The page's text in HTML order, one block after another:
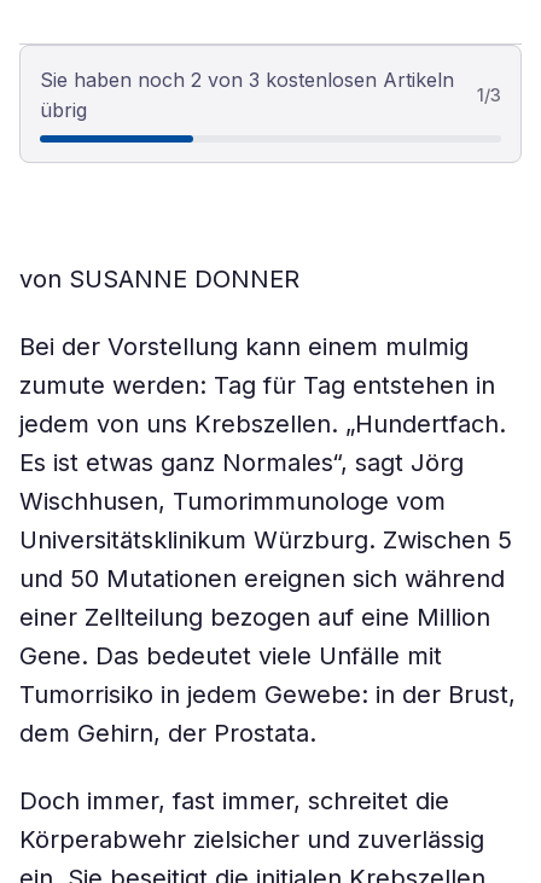
Sie haben noch 2 von 3 kostenlosen Artikeln
übrig
1/3
von SUSANNE DONNER
Bei der Vorstellung kann einem mulmig
zumute werden: Tag für Tag entstehen in
jedem von uns Krebszellen. „Hundertfach.
Es ist etwas ganz Normales“, sagt Jörg
Wischhusen, Tumorimmunologe vom
Universitätsklinikum Würzburg. Zwischen 5
und 50 Mutationen ereignen sich während
einer Zellteilung bezogen auf eine Million
Gene. Das bedeutet viele Unfälle mit
Tumorrisiko in jedem Gewebe: in der Brust,
dem Gehirn, der Prostata.
Doch immer, fast immer, schreitet die
Körperabwehr zielsicher und zuverlässig